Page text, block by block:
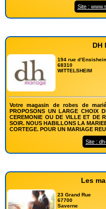
Site :
DH
194 rue
68310
WITTELSHEIM
Votre magasin de robes de
PROPOSONS UN LARGE CHOIX
CEREMONIE OU DE VILLE ET DE
SOIR. NOUS HABILLONS LA
CORTEGE. POUR UN MARIAGE
Site :
Les
23 Grand Rue
67700
Saverne